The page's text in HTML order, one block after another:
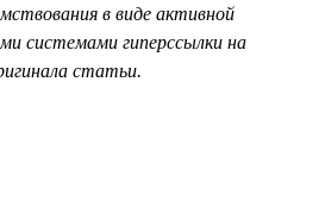
в виде активной
системами гиперссылки на
статьи.